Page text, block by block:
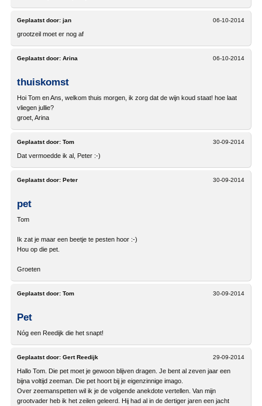
06-10-2014
Geplaatst door: jan
grootzeil moet er nog af
06-10-2014
Geplaatst door: Arina
thuiskomst
Hoi Tom en Ans, welkom thuis morgen, ik zorg dat de wijn koud staat! hoe laat
vliegen jullie?
groet, Arina
30-09-2014
Geplaatst door: Tom
Dat vermoedde ik al, Peter :-)
30-09-2014
Geplaatst door: Peter
pet
Tom
Ik zat je maar een beetje te pesten hoor :-)
Hou op die pet.
Groeten
30-09-2014
Geplaatst door: Tom
Pet
Nóg een Reedijk die het snapt!
29-09-2014
Geplaatst door: Gert Reedijk
Hallo Tom. Die pet moet je gewoon blijven dragen. Je bent al zeven jaar een
bijna voltijd zeeman. Die pet hoort bij je eigenzinnige imago.
Over zeemanspetten wil ik je de volgende anekdote vertellen. Van mijn
grootvader heb ik het zeilen geleerd. Hij had al in de dertiger jaren een jacht